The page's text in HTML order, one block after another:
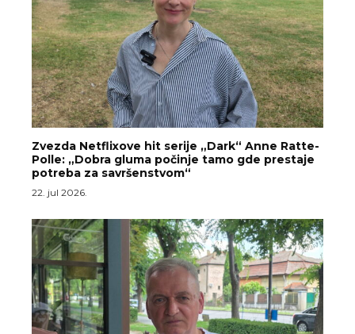
Zvezda Netflixove hit serije „Dark“ Anne Ratte-
Polle: „Dobra gluma počinje tamo gde prestaje
potreba za savršenstvom“
22. jul 2026.